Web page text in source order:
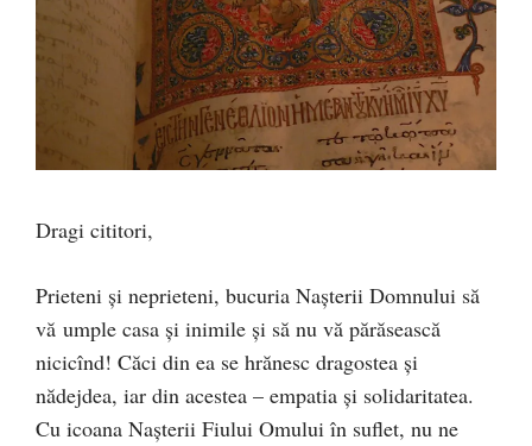
Dragi cititori,
Prieteni şi neprieteni, bucuria Naşterii Domnului să
vă umple casa şi inimile şi să nu vă părăsească
nicicînd! Căci din ea se hrănesc dragostea şi
nădejdea, iar din acestea – empatia şi solidaritatea.
Cu icoana Naşterii Fiului Omului în suflet, nu ne